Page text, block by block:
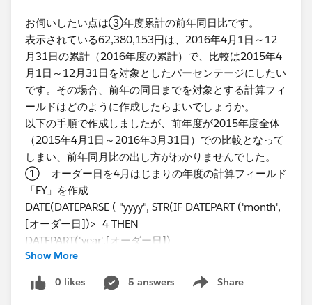
お伺いしたい点は③年度累計の前年同日比です。
表示されている62,380,153円は、2016年4月1日～12
月31日の累計（2016年度の累計）で、比較は2015年4
月1日～12月31日を対象としたパーセンテージにしたい
です。その場合、前年の同日までを対象とする計算フィ
ールドはどのように作成したらよいでしょうか。
以下の手順で作成しましたが、前年度が2015年度全体
（2015年4月1日～2016年3月31日）での比較となって
しまい、前年同月比の出し方がわかりませんでした。
① オーダー日を4月はじまりの年度の計算フィールド
「FY」を作成
DATE(DATEPARSE ( "yyyy", STR(IF DATEPART ('month',
[オーダー日])>=4 THEN
DATEPART('year',[オーダー日])
ELSE DATEPART('year',[オーダー日])-1
END) ))
※日本の企業のため、会計年度を4月はじまりとする。
Show More
0 likes 5 answers Share
Show menu